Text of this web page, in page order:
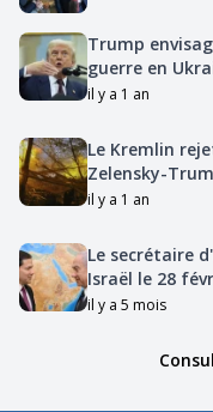
Trump
guerre en
il y a 1 an
Le Kremlin
Zelensky-
il y a 1 an
Le secrétaire
Israël le 28
il y a 5 mois